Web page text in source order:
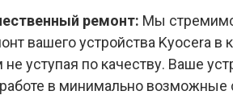
ремонт: Мы
вашего устройства Kyocera в
не уступая по качеству. Ваше
работе в минимально возможные